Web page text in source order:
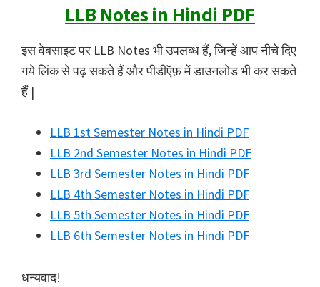
LLB Notes in Hindi PDF
इस वेबसाइट पर LLB Notes भी उपलब्ध हैं, जिन्हें आप नीचे दिए
गये लिंक से पढ़ सकते हैं और पीडीऍफ़ में डाउनलोड भी कर सकते
हैं |
LLB 1st Semester Notes in Hindi PDF
LLB 2nd Semester Notes in Hindi PDF
LLB 3rd Semester Notes in Hindi PDF
LLB 4th Semester Notes in Hindi PDF
LLB 5th Semester Notes in Hindi PDF
LLB 6th Semester Notes in Hindi PDF
धन्यवाद!